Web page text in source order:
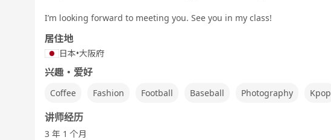
I’m looking forward to meeting you. See you in my class!
居住地
日本•大阪府
兴趣・爱好
Coffee Fashion Football Baseball Photography Kpop
讲师经历
3 年 1 个月